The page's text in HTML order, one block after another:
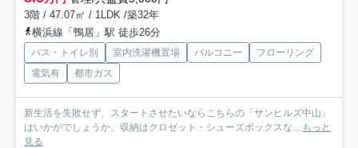
3階 / 47.07㎡ / 1LDK /築32年
横浜線「鴨居」駅 徒歩26分
バス・トイレ別 室内洗濯機置場 バルコニー
フローリング
電気有
都市ガス
新生活を失敗せず、スタートさせたいならこちらの「サンヒルズ中山」
はいかがでしょうか。収納はクロゼット・シューズボックスな... もっと
見る